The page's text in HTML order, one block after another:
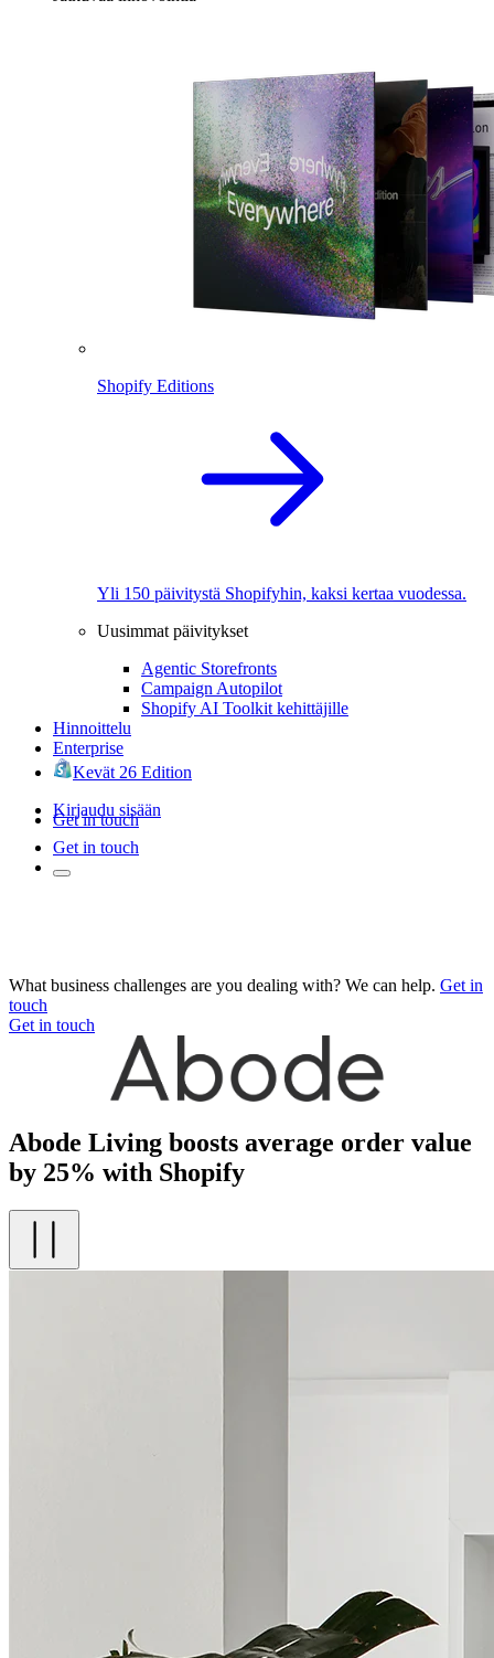
Shopify Editions
Yli 150 päivitystä Shopifyhin, kaksi kertaa vuodessa.
Uusimmat päivitykset
Agentic Storefronts
Campaign Autopilot
Shopify AI Toolkit kehittäjille
Hinnoittelu
Enterprise
Kevät 26 Edition
Kirjaudu sisään
Get in touch
Get in touch
What business challenges are you dealing with? We can help. Get in
touch
Get in touch
Abode Living boosts average order value
by 25% with Shopify